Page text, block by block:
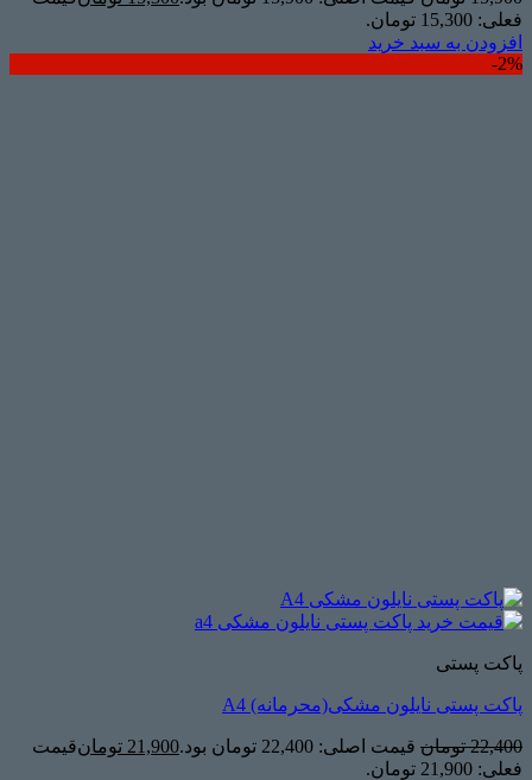
فعلی: 15,300 تومان.
افزودن به سبد خرید
2%-
پاکت پستی
پاکت پستی نایلون مشکی(محرمانه) A4
22,400 تومان قیمت اصلی: 22,400 تومان بود. 21,900 تومانقیمت
فعلی: 21,900 تومان.